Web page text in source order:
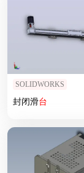
SOLIDWORKS
封闭滑台